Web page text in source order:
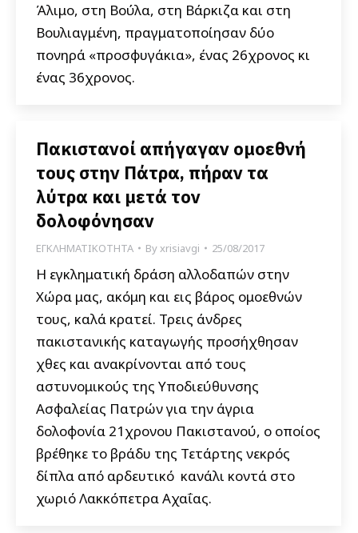
Άλιμο, στη Βούλα, στη Βάρκιζα και στη
Βουλιαγμένη, πραγματοποίησαν δύο
πονηρά «προσφυγάκια», ένας 26χρονος κι
ένας 36χρονος.
Πακιστανοί απήγαγαν ομοεθνή
τους στην Πάτρα, πήραν τα
λύτρα και μετά τον
δολοφόνησαν
ΕΓΚΛΗΜΑΤΙΚΟΤΗΤΑ Byxrisiavgi 25/08/2017
Η εγκληματική δράση αλλοδαπών στην
Χώρα μας, ακόμη και εις βάρος ομοεθνών
τους, καλά κρατεί. Τρεις άνδρες
πακιστανικής καταγωγής προσήχθησαν
χθες και ανακρίνονται από τους
αστυνομικούς της Υποδιεύθυνσης
Ασφαλείας Πατρών για την άγρια
δολοφονία 21χρονου Πακιστανού, ο οποίος
βρέθηκε το βράδυ της Τετάρτης νεκρός
δίπλα από αρδευτικό κανάλι κοντά στο
χωριό Λακκόπετρα Αχαΐας.